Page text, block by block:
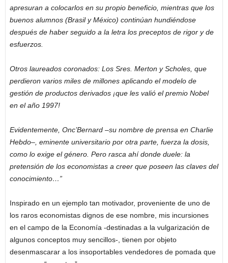
apresuran a colocarlos en su propio beneficio, mientras que los
buenos alumnos (Brasil y México) continúan hundiéndose
después de haber seguido a la letra los preceptos de rigor y de
esfuerzos.
Otros laureados coronados: Los Sres. Merton y Scholes, que
perdieron varios miles de millones aplicando el modelo de
gestión de productos derivados ¡que les valió el premio Nobel
en el año 1997!
Evidentemente, Onc’Bernard –su nombre de prensa en Charlie
Hebdo–, eminente universitario por otra parte, fuerza la dosis,
como lo exige el género. Pero rasca ahí donde duele: la
pretensión de los economistas a creer que poseen las claves del
conocimiento…”
Inspirado en un ejemplo tan motivador, proveniente de uno de
los raros economistas dignos de ese nombre, mis incursiones
en el campo de la Economía -destinadas a la vulgarización de
algunos conceptos muy sencillos-, tienen por objeto
desenmascarar a los insoportables vendedores de pomada que